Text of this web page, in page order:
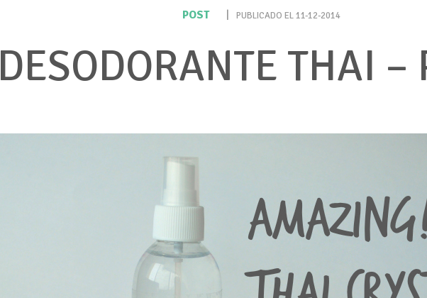
POST PUBLICADO EL 11-12-2014
DESODORANTE THAI –